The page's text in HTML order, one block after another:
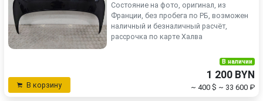
Состояние на фото, оригинал, из
Франции, без пробега по РБ, возможен
наличный и безналичный расчёт,
рассрочка по карте Халва
В корзину
В наличии
1 200 BYN
~ 400 $ ~ 33 600 ₽